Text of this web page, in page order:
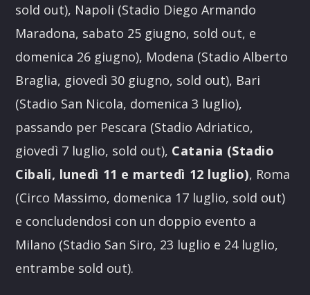
sold out), Napoli (Stadio Diego Armando
Maradona, sabato 25 giugno, sold out, e
domenica 26 giugno), Modena (Stadio Alberto
Braglia, giovedì 30 giugno, sold out), Bari
(Stadio San Nicola, domenica 3 luglio),
passando per Pescara (Stadio Adriatico,
giovedì 7 luglio, sold out), Catania (Stadio
Cibali, lunedì 11 e martedì 12 luglio), Roma
(Circo Massimo, domenica 17 luglio, sold out)
e concludendosi con un doppio evento a
Milano (Stadio San Siro, 23 luglio e 24 luglio,
entrambe sold out).